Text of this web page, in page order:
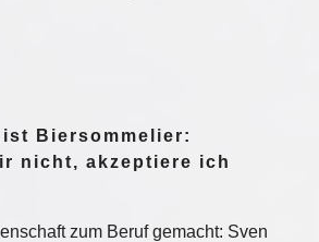
Biersommelier:
nicht, akzeptiere ich
zum Beruf gemacht: Sven